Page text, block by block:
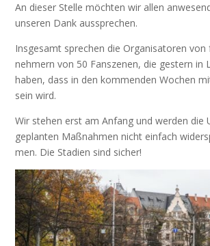
An die­ser Stel­le möch­ten wir allen
unse­ren Dank aussprechen.
Ins­ge­samt spre­chen die Orga­ni­sa­to­ren
neh­mern von 50 Fan­sze­nen, die ges­tern in
haben, dass in den kom­men­den Wochen
sein wird.
Wir ste­hen erst am Anfang und wer­den die
geplan­ten Maß­nah­men nicht ein­fach
men. Die Sta­di­en sind sicher!